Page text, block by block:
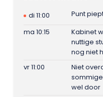
di 11:00
Punt
ma 10:15
Kabinet
nuttige
nog niet
vr 11:00
Niet
wel door